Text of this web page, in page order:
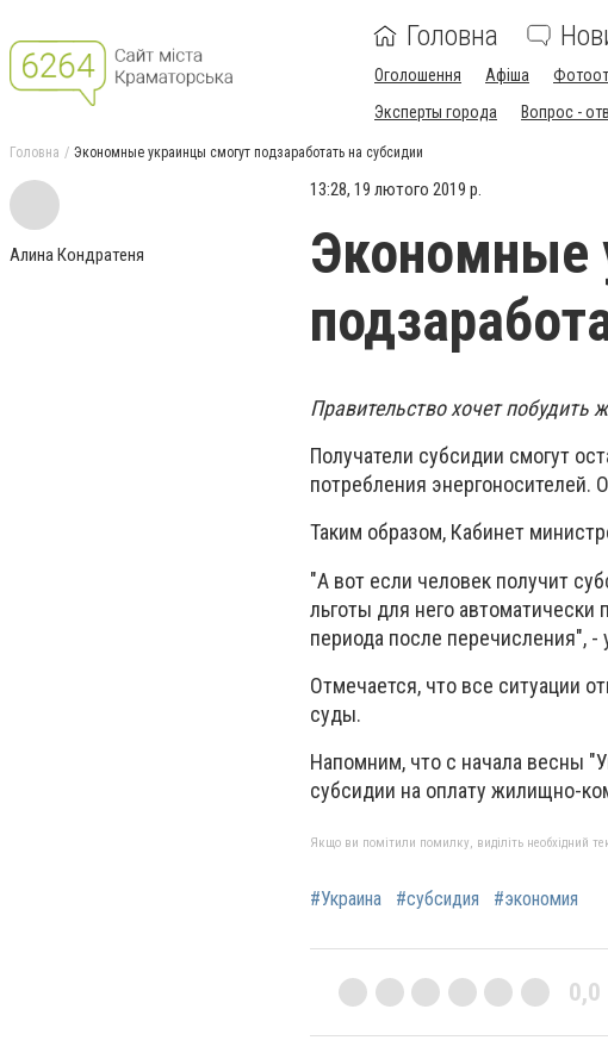
Головна
Оголошення Афіша
Эксперты города
Вопрос -
Головна Экономные украинцы смогут подзаработать на субсидии
Алина Кондратеня
13:28, 19 лютого 2019 р.
Экономные
Правительство хочет побудить
Получатели субсидии смогут
потребления энергоносителей.
Таким образом, Кабинет
"А вот если человек получит
льготы для него
периода после перечисления", -
Отмечается, что все ситуации
суды.
Напомним, что с начала весны
субсидии на оплату жилищно-
Якщо ви помітили помилку, виділіть необхідний
#Украина #субсидия #экономия
0,0